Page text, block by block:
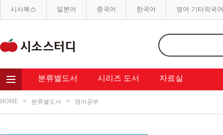
시사북스 일본어 중국어 한국어 영어·기타외국어
분류별도서 시리즈 도서 자료실
HOME 분류별도서 영어공부